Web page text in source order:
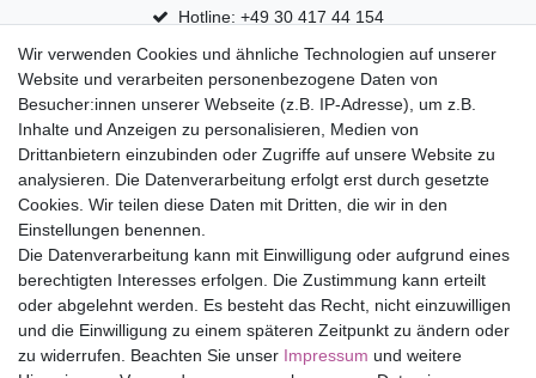
Hotline: +49 30 417 44 154
30 Tage Rückgaberecht
Versandfrei ab 75 € in Deutschland
Top Marken
Eduplay
Folia Bringmann
Shop
Mein Konto
Service
Wir verwenden Cookies und ähnliche Technologien auf unserer
Website und verarbeiten personenbezogene Daten von
Besucher:innen unserer Webseite (z.B. IP-Adresse), um z.B.
Inhalte und Anzeigen zu personalisieren, Medien von
Drittanbietern einzubinden oder Zugriffe auf unsere Website zu
analysieren. Die Datenverarbeitung erfolgt erst durch gesetzte
Cookies. Wir teilen diese Daten mit Dritten, die wir in den
Einstellungen benennen.
Die Datenverarbeitung kann mit Einwilligung oder aufgrund eines
berechtigten Interesses erfolgen. Die Zustimmung kann erteilt
oder abgelehnt werden. Es besteht das Recht, nicht einzuwilligen
und die Einwilligung zu einem späteren Zeitpunkt zu ändern oder
zu widerrufen. Beachten Sie unser Impressum und weitere